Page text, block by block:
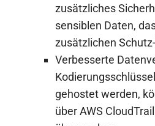
zusätzliches
sensiblen Daten,
zusätzlichen
Verbesserte
gehostet werden,
über AWS